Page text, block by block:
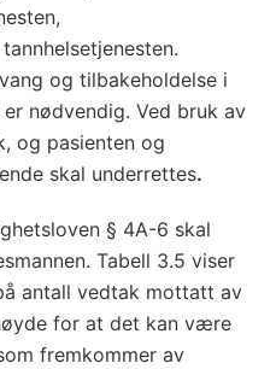
og tilbakeholdelse i
nødvendig. Ved bruk av
og pasienten og
skal underrettes.
§ 4A-6 skal
Tabell 3.5 viser
antall vedtak mottatt av
for at det kan være
fremkommer av